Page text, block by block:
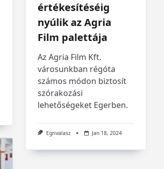
értékesítéséig
nyúlik az Agria
Film palettája
Az Agria Film Kft.
városunkban régóta
számos módon biztosít
szórakozási
lehetőségeket Egerben.
Egrivalasz Jan 18, 2024